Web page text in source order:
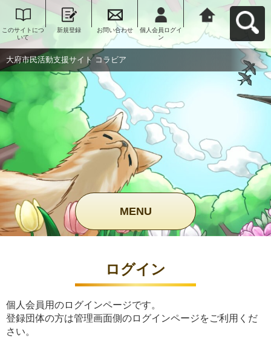
このサイトにつ
いて
新規登録 お問い合わせ
個人会員ログイ
ン
大府市民活動支
援サイト コラビ
アへ戻る
大府市民活動支援サイト コラビア
MENU
ログイン
個人会員用のログインページです。
登録団体の方は管理画面側のログインページをご利用くだ
さい。